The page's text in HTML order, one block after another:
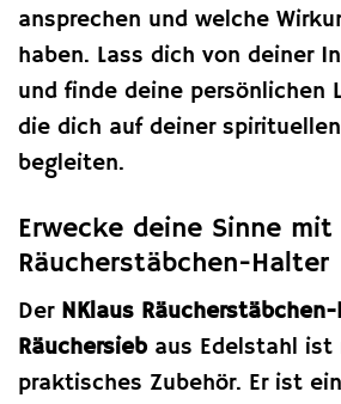
ansprechen und welche
haben. Lass dich von deiner
und finde deine persönlichen
die dich auf deiner
begleiten.
Erwecke deine Sinne mit
Räucherstäbchen-Halter
Der NKlaus
Räuchersiebaus Edelstahl ist
praktisches Zubehör. Er ist